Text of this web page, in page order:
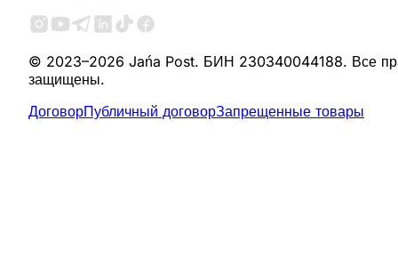
© 2023–2026 Jańa Post. БИН 230340044188. Все
защищены.
ДоговорПубличный договорЗапрещенные товары